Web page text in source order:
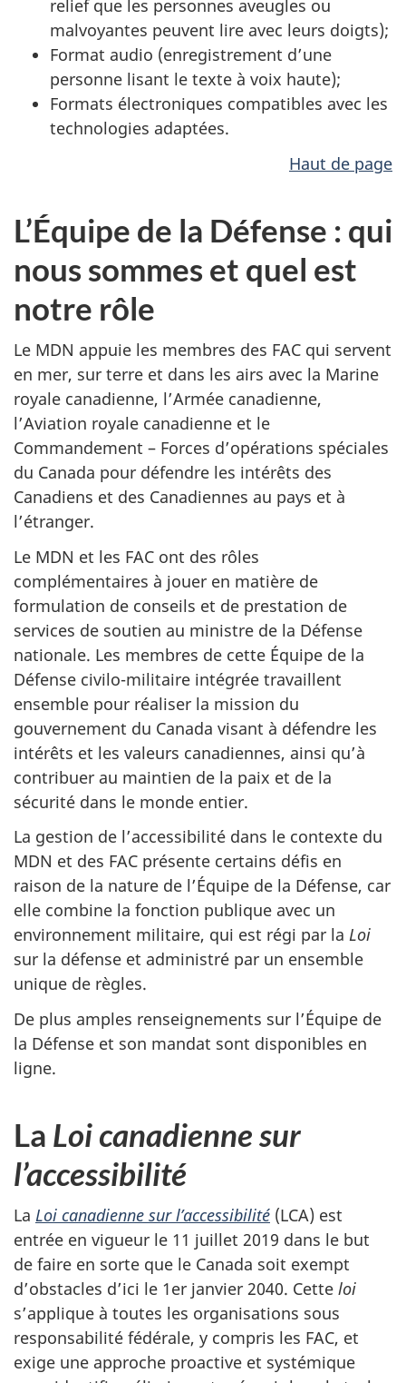
relief que les personnes aveugles ou
malvoyantes peuvent lire avec leurs doigts);
Format audio (enregistrement d’une
personne lisant le texte à voix haute);
Formats électroniques compatibles avec les
technologies adaptées.
Haut de page
L’Équipe de la Défense : qui
nous sommes et quel est
notre rôle
Le MDN appuie les membres des FAC qui servent
en mer, sur terre et dans les airs avec la Marine
royale canadienne, l’Armée canadienne,
l’Aviation royale canadienne et le
Commandement – Forces d’opérations spéciales
du Canada pour défendre les intérêts des
Canadiens et des Canadiennes au pays et à
l’étranger.
Le MDN et les FAC ont des rôles
complémentaires à jouer en matière de
formulation de conseils et de prestation de
services de soutien au ministre de la Défense
nationale. Les membres de cette Équipe de la
Défense civilo-militaire intégrée travaillent
ensemble pour réaliser la mission du
gouvernement du Canada visant à défendre les
intérêts et les valeurs canadiennes, ainsi qu’à
contribuer au maintien de la paix et de la
sécurité dans le monde entier.
La gestion de l’accessibilité dans le contexte du
MDN et des FAC présente certains défis en
raison de la nature de l’Équipe de la Défense, car
elle combine la fonction publique avec un
environnement militaire, qui est régi par la Loi
sur la défense et administré par un ensemble
unique de règles.
De plus amples renseignements sur l’Équipe de
la Défense et son mandat sont disponibles en
ligne.
La Loi canadienne sur
l’accessibilité
La Loi canadienne sur l’accessibilité (LCA) est
entrée en vigueur le 11 juillet 2019 dans le but
de faire en sorte que le Canada soit exempt
d’obstacles d’ici le 1er janvier 2040. Cette loi
s’applique à toutes les organisations sous
responsabilité fédérale, y compris les FAC, et
exige une approche proactive et systémique